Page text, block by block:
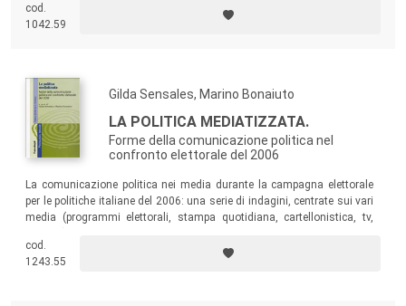
interviste su temi di scottante attualità, come la crisi della cultura, le
prospettive della ricerca, le difficoltà della comunicazione scientifica.
cod.
1042.59
Gilda Sensales, Marino Bonaiuto
LA POLITICA MEDIATIZZATA.
Forme della comunicazione politica nel
confronto elettorale del 2006
La comunicazione politica nei media durante la campagna elettorale
per le politiche italiane del 2006: una serie di indagini, centrate sui vari
media (programmi elettorali, stampa quotidiana, cartellonistica, tv,
comunicazione verbale e non verbale, al fine di rilevare l’efficacia
comunicativa valutata da telespettatori/elettori.
cod.
1243.55